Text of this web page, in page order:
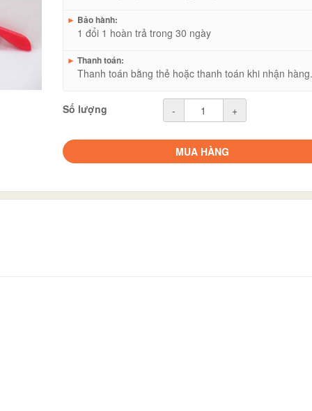
► Bảo hành:
1 đổi 1 hoàn trả trong 30 ngày
► Thanh toán:
Thanh toán bằng thẻ hoặc thanh toán khi nhận hàng.
Số lượng - +
MUA HÀNG